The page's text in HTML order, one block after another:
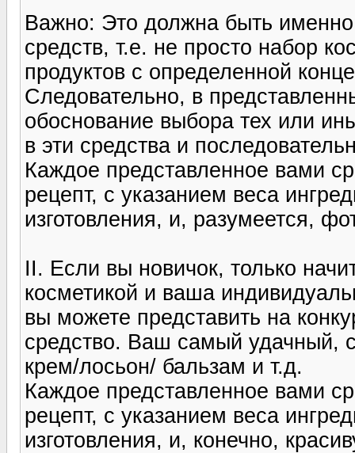
Важно: Это должна быть
средств, т.е. не просто набор
продуктов с определенной
Следовательно, в
обоснование выбора тех или
в эти средства и
Каждое представленное вами
рецепт, с указанием веса
изготовления, и, разумеется,
II. Если вы новичок, только
косметикой и ваша
вы можете представить на
средство. Ваш самый
крем/лосьон/ бальзам и т.д.
Каждое представленное вами
рецепт, с указанием веса
изготовления, и, конечно,